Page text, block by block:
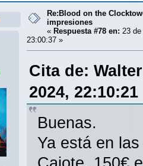
Re:Blood on the
impresiones
« Respuesta #78 en: 23
23:00:37 »
Cita de:
2024, 22:10:21
Buenas.
Ya está en